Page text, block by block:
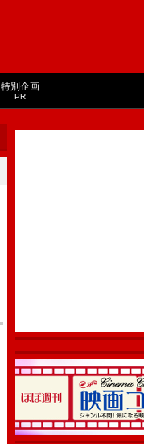
特別企画
PR